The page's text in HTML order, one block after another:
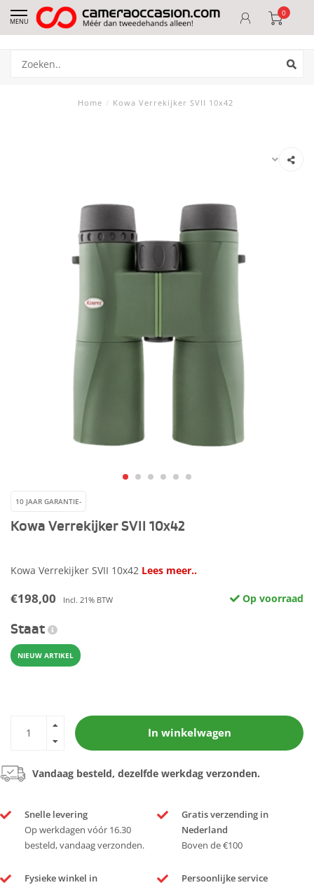
MENU
0
Home / Kowa Verrekijker SVII 10x42
10 JAAR GARANTIE-
Kowa Verrekijker SVII 10x42
Kowa Verrekijker SVII 10x42 Lees meer..
€198,00 Incl. 21% BTW Op voorraad
Staat
NIEUW ARTIKEL
In winkelwagen
Vandaag besteld, dezelfde werkdag verzonden.
Snelle levering
Op werkdagen vóór 16.30
besteld, vandaag verzonden.
Gratis verzending in
Nederland
Boven de €100
Fysieke winkel in
Persoonlijke service